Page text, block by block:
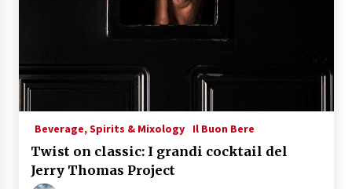
04/03/2019
Speciale Vini Rosè Italiani
31/07/2018
Beverage, Spirits & Mixology Il Buon Bere
Twist on classic: I grandi cocktail del
Jerry Thomas Project